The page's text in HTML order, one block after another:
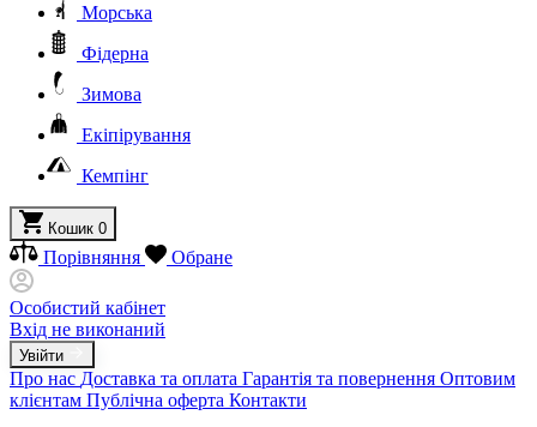
Морська
Фідерна
Зимова
Екіпірування
Кемпінг
Кошик 0
Порівняння Обране
Особистий кабінет
Вхід не виконаний
Увійти
Про нас Доставка та оплата Гарантія та повернення Оптовим
клієнтам Публічна оферта Контакти